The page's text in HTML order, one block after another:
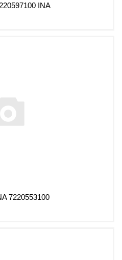
INA
7220553100